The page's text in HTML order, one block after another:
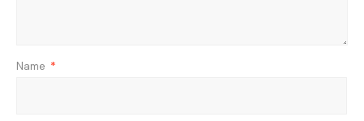
Name *